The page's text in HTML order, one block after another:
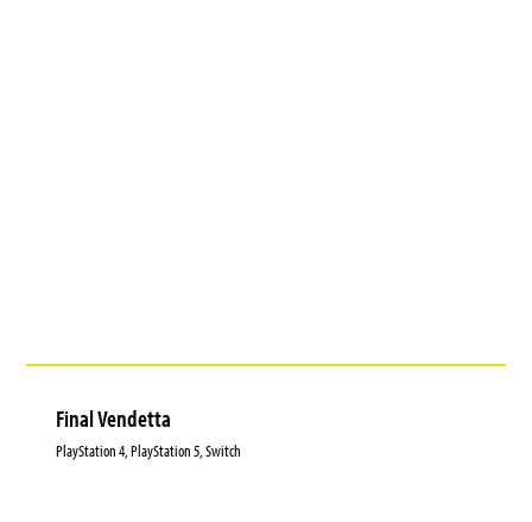
Final Vendetta
PlayStation 4, PlayStation 5, Switch